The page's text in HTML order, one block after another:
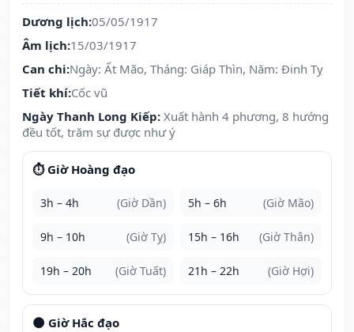
Dương lịch:05/05/1917
Âm lịch:15/03/1917
Can chi:Ngày: Ất Mão, Tháng: Giáp Thìn, Năm: Đinh Tỵ
Tiết khí:Cốc vũ
Ngày Thanh Long Kiếp: Xuất hành 4 phương, 8 hướng
đều tốt, trăm sự được như ý
⏱️ Giờ Hoàng đạo
3h – 4h (Giờ Dần) 5h – 6h (Giờ Mão)
9h – 10h (Giờ Tỵ) 15h – 16h (Giờ Thân)
19h – 20h (Giờ Tuất) 21h – 22h (Giờ Hợi)
🌑 Giờ Hắc đạo